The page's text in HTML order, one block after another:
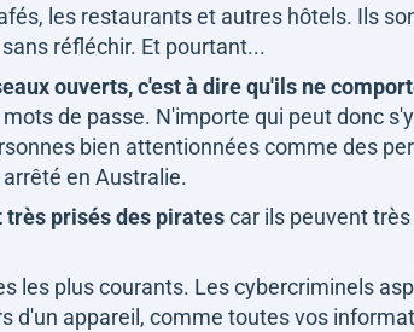
les restaurants et autres hôtels. Ils
réfléchir. Et pourtant...
ouverts, c'est à dire qu'ils ne
de passe. N'importe qui peut donc
bien attentionnées comme des
en Australie.
très prisés des piratescar ils peuvent
les plus courants. Les cybercriminels
d'un appareil, comme toutes vos